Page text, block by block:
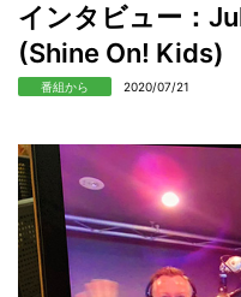
インタビュー：
(Shine On! Kids)
番組から 2020/07/21